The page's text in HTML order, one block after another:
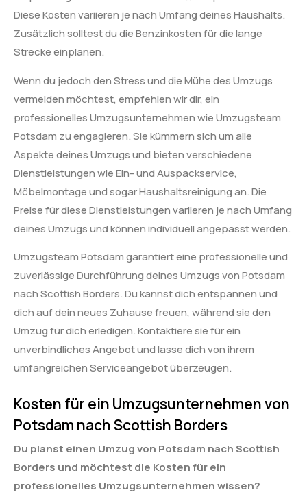
Diese Kosten variieren je nach Umfang deines Haushalts.
Zusätzlich solltest du die Benzinkosten für die lange
Strecke einplanen.
Wenn du jedoch den Stress und die Mühe des Umzugs
vermeiden möchtest, empfehlen wir dir, ein
professionelles Umzugsunternehmen wie Umzugsteam
Potsdam zu engagieren. Sie kümmern sich um alle
Aspekte deines Umzugs und bieten verschiedene
Dienstleistungen wie Ein- und Auspackservice,
Möbelmontage und sogar Haushaltsreinigung an. Die
Preise für diese Dienstleistungen variieren je nach Umfang
deines Umzugs und können individuell angepasst werden.
Umzugsteam Potsdam garantiert eine professionelle und
zuverlässige Durchführung deines Umzugs von Potsdam
nach Scottish Borders. Du kannst dich entspannen und
dich auf dein neues Zuhause freuen, während sie den
Umzug für dich erledigen. Kontaktiere sie für ein
unverbindliches Angebot und lasse dich von ihrem
umfangreichen Serviceangebot überzeugen.
Kosten für ein Umzugsunternehmen von
Potsdam nach Scottish Borders
Du planst einen Umzug von Potsdam nach Scottish
Borders und möchtest die Kosten für ein
professionelles Umzugsunternehmen wissen?